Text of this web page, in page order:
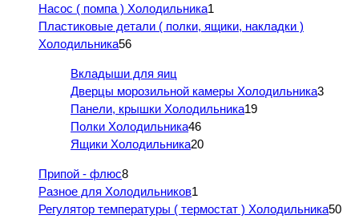
Насос ( помпа ) Холодильника1
Пластиковые детали ( полки, ящики, накладки )
Холодильника56
Вкладыши для яиц
Дверцы морозильной камеры Холодильника3
Панели, крышки Холодильника19
Полки Холодильника46
Ящики Холодильника20
Припой - флюс8
Разное для Холодильников1
Регулятор температуры ( термостат ) Холодильника50